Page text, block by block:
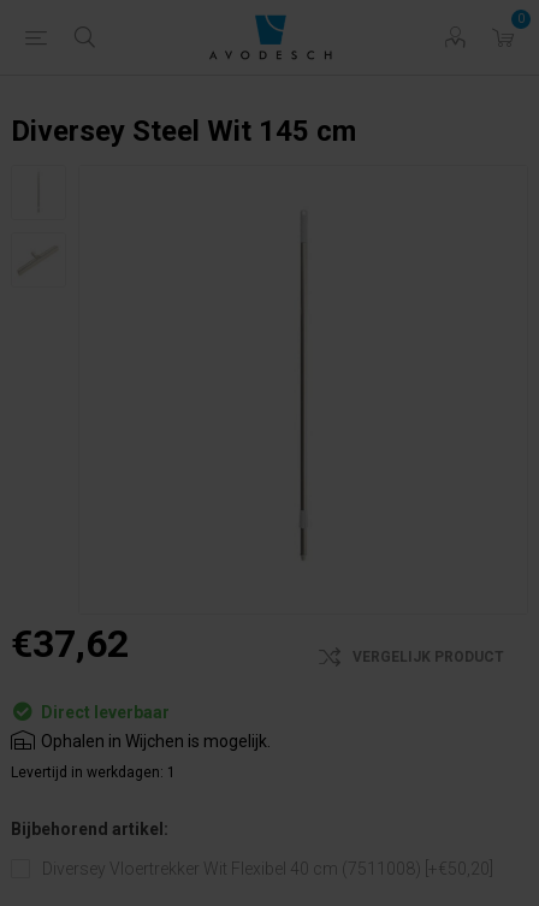
0
Diversey Steel Wit 145 cm
€37,62 VERGELIJK PRODUCT
Direct leverbaar
Ophalen in Wijchen is mogelijk.
Levertijd in werkdagen: 1
Bijbehorend artikel:
Diversey Vloertrekker Wit Flexibel 40 cm (7511008) [+€50,20]